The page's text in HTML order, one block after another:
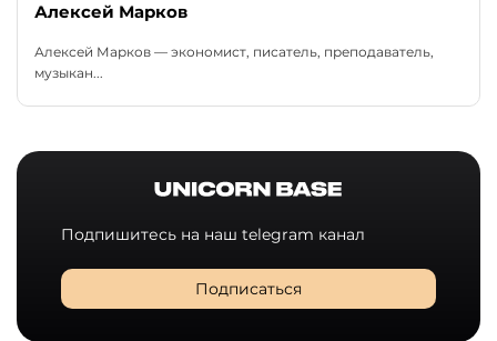
Алексей Марков
Алексей Марков — экономист, писатель, преподаватель,
музыкан...
Подпишитесь на наш telegram канал
Подписаться